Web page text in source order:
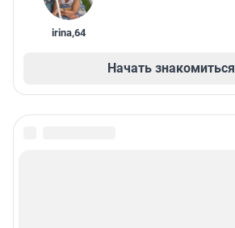
irina,64
Начать знакомиться